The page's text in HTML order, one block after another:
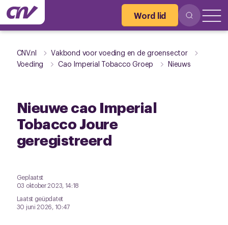
Word lid
CNV.nl
Vakbond voor voeding en de groensector
Voeding
Cao Imperial Tobacco Groep Nieuws
Nieuwe cao Imperial
Tobacco Joure
geregistreerd
Geplaatst
03 oktober 2023, 14:18
Laatst geüpdatet
30 juni 2026, 10:47